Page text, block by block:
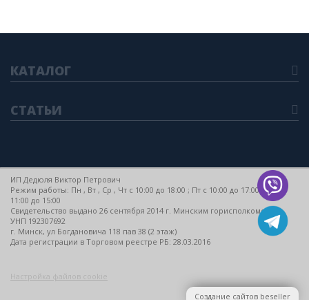
КАТАЛОГ
СТАТЬИ
ИП Дедюля Виктор Петрович
Режим работы: Пн , Вт , Ср , Чт c 10:00 до 18:00 ; Пт c 10:00 до 17:00 ; Сб c
11:00 до 15:00
Свидетельство выдано 26 сентября 2014 г. Минским горисполкомом
УНП 192307692
г. Минск, ул Богдановича 118 пав 38 (2 этаж)
Дата регистрации в Торговом реестре РБ: 28.03.2016
Настройка файлов cookie
Создание сайтов beseller